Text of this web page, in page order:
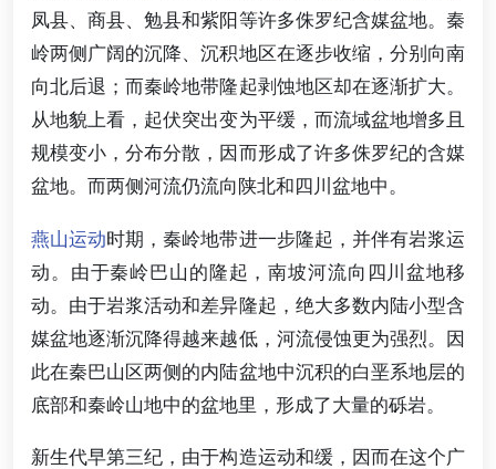
凤县、商县、勉县和紫阳等许多侏罗纪含媒盆地。秦
岭两侧广阔的沉降、沉积地区在逐步收缩，分别向南
向北后退；而秦岭地带隆起剥蚀地区却在逐渐扩大。
从地貌上看，起伏突出变为平缓，而流域盆地增多且
规模变小，分布分散，因而形成了许多侏罗纪的含媒
盆地。而两侧河流仍流向陕北和四川盆地中。
燕山运动时期，秦岭地带进一步隆起，并伴有岩浆运
动。由于秦岭巴山的隆起，南坡河流向四川盆地移
动。由于岩浆活动和差异隆起，绝大多数内陆小型含
媒盆地逐渐沉降得越来越低，河流侵蚀更为强烈。因
此在秦巴山区两侧的内陆盆地中沉积的白垩系地层的
底部和秦岭山地中的盆地里，形成了大量的砾岩。
新生代早第三纪，由于构造运动和缓，因而在这个广